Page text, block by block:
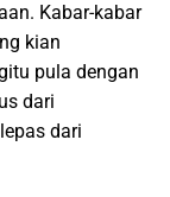
Kabar-kabar
kian
pula dengan
dari
dari